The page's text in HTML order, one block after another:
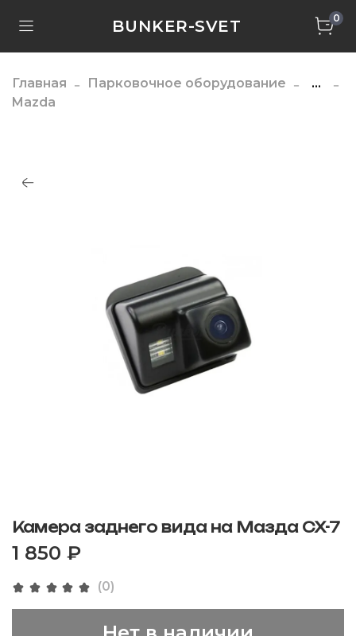
BUNKER-SVET 0
Главная Парковочное оборудование
...
Mazda
(0)
Камера заднего вида на Мазда CX-7
1 850 ₽